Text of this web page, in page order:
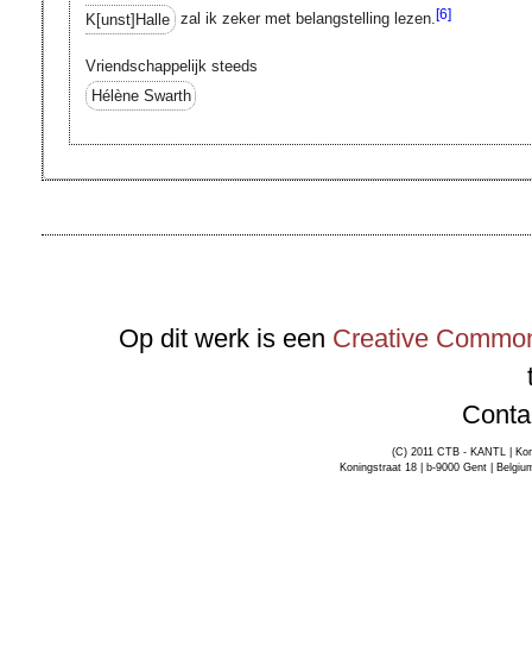
K[unst]Halle zal ik zeker met belangstelling lezen.[6]
Vriendschappelijk steeds
Hélène Swarth
Op dit werk is een Creative
(C) 2011 CTB - KANTL |
Koningstraat 18 | b-9000 Gent |